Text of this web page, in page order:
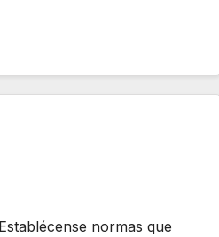
normas que